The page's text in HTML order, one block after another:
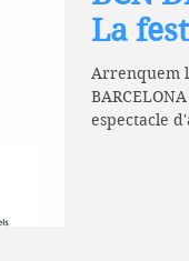
La
Arrenquem
espectacle